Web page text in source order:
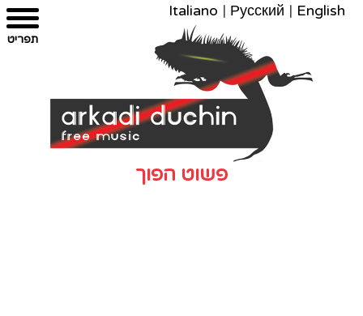
מפת
הצהרת
עבור
צרו
English
|
Русский
|
Italiano
פשוט הפוך
תפריט